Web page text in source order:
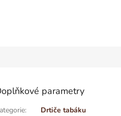
parametry
:
Drtiče tabáku